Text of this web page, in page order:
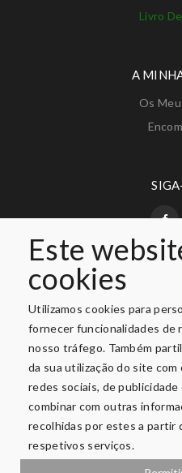
Este
cookies
Utilizamos cookies para
fornecer funcionalidades de
nosso tráfego. Também
da sua utilização do site
redes sociais, de publicidade
combinar com outras
recolhidas por estes a partir
respetivos serviços.
Livro
A
Os